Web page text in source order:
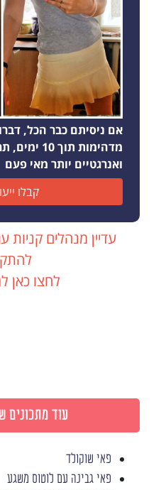
אם ניסיתם כבר הכל,
מדהימות
ואנרגטיים יותר מאי פעם
קבלו
עדיין מנהלים קניות
לחצו כאן
עוד מתכונים
פאי שוקולד
פאי גבינה עם לוטוס משגע